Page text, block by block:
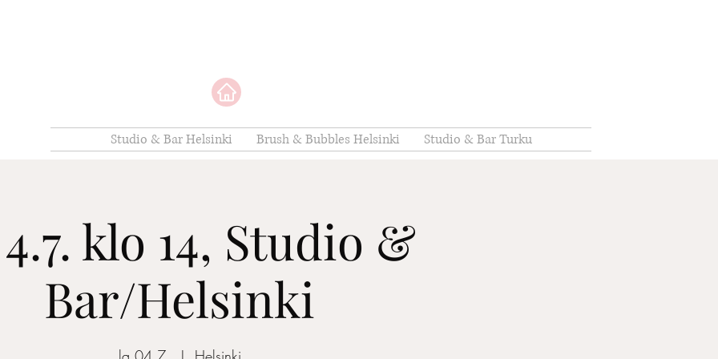
Studio & Bar Helsinki Brush & Bubbles Helsinki Studio & Bar Turku
klo 14, Studio &
Bar/Helsinki